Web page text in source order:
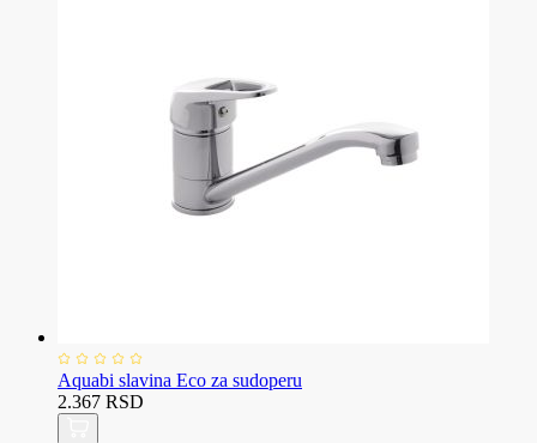
Aquabi slavina Eco za sudoperu
2.367 RSD